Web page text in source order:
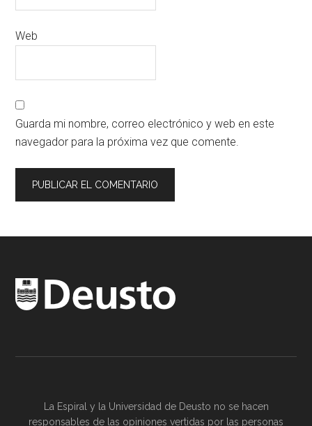
Web
Guarda mi nombre, correo electrónico y web en este
navegador para la próxima vez que comente.
La Espiral y la Universidad de Deusto no se hacen
responsables de las opiniones vertidas por las personas